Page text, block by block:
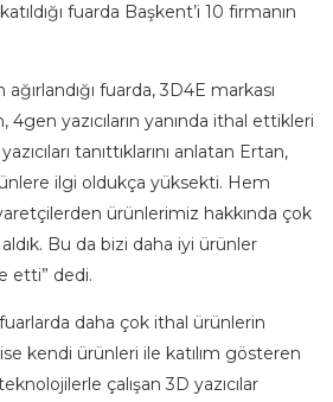
fuarda Başkent’i 10 firmanın
fuarda, 3D4E markası
yazıcıların yanında ithal ettikleri
tanıttıklarını anlatan Ertan,
ilgi oldukça yüksekti. Hem
ürünlerimiz hakkında çok
Bu da bizi daha iyi ürünler
etti” dedi.
fuarlarda daha çok ithal ürünlerin
ise kendi ürünleri ile katılım gösteren
çalışan 3D yazıcılar